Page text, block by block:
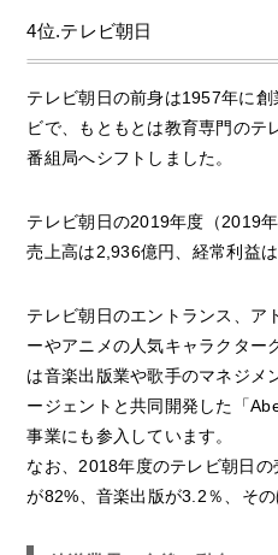
4位.テレビ朝日
テレビ朝日の前身は1957年に
ビで、もともとは教育専門のテ
番組局へシフトしました。
テレビ朝日の2019年度（2019
売上高は2,936億円、経常利益は
テレビ朝日のエントランス、ア
ーやアニメの人気キャラクター
は音楽出版業や歌手のマネジメ
ージェントと共同開発した「
事業にも参入しています。
なお、2018年度のテレビ朝日
が82%、音楽出版が3.2％、その